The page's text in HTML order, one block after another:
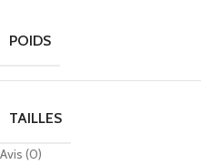
POIDS
TAILLES
Avis (0)